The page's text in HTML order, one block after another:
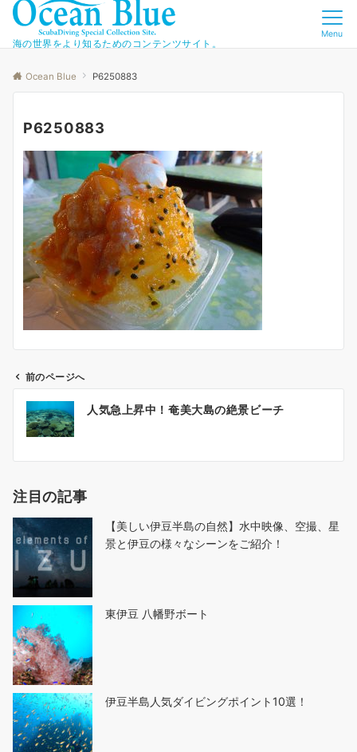
海の世界をより知るためのコンテンツサイト。
Menu
Ocean Blue P6250883
P6250883
ビ
ー
シ
ョ
前のページへ
人気急上昇中！奄美大島の絶景ビーチ
注目の記事
【美しい伊豆半島の自然】水中映像、空撮、星
景と伊豆の様々なシーンをご紹介！
東伊豆 八幡野ボート
伊豆半島人気ダイビングポイント10選！